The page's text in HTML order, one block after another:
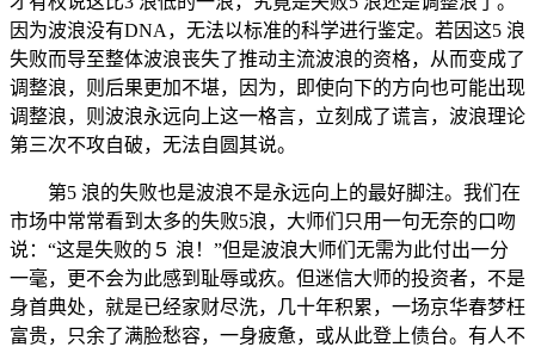
因为波浪没有DNA，无法以标准的科学进行鉴定。若因这5 浪
失败而导至整体波浪丧失了推动主流波浪的资格，从而变成了
调整浪，则后果更加不堪，因为，即使向下的方向也可能出现
调整浪，则波浪永远向上这一格言，立刻成了谎言，波浪理论
第三次不攻自破，无法自圆其说。
第5 浪的失败也是波浪不是永远向上的最好脚注。我们在
市场中常常看到太多的失败5浪，大师们只用一句无奈的口吻
说：“这是失败的５ 浪！”但是波浪大师们无需为此付出一分
一毫，更不会为此感到耻辱或疚。但迷信大师的投资者，不是
身首典处，就是已经家财尽洗，几十年积累，一场京华春梦枉
富贵，只余了满脸愁容，一身疲惫，或从此登上债台。有人不